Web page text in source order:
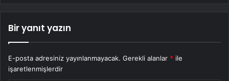
Bir yanıt yazın
E-posta adresiniz yayınlanmayacak. Gerekli alanlar * ile
işaretlenmişlerdir